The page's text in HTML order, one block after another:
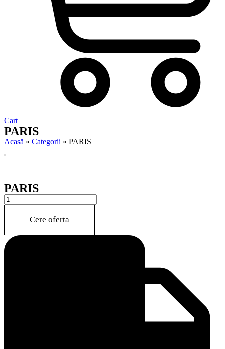
Cart
PARIS
Acasă » Categorii » PARIS
PARIS
PARIS
quantity
Cere oferta